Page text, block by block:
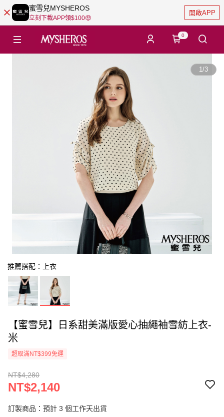
蜜雪兒MYSHEROS
立刻下載APP領$100🤑
開啟APP
0
1/3
推薦搭配：上衣
【蜜雪兒】日系甜美滿版愛心抽繩袖雪紡上衣-
米
超取滿NT$399免運
NT$4,280
NT$2,140
訂製商品：預計 3 個工作天出貨